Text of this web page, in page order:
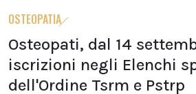
OSTEOPATIA
Osteopati, dal 14
iscrizioni negli Elenchi
dell'Ordine Tsrm e Pstrp